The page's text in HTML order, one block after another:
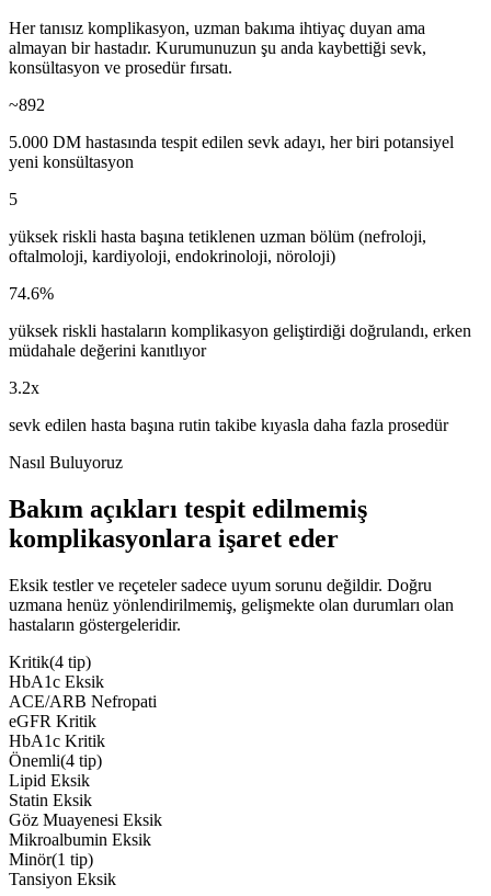
Her tanısız komplikasyon, uzman bakıma ihtiyaç duyan ama
almayan bir hastadır. Kurumunuzun şu anda kaybettiği sevk,
konsültasyon ve prosedür fırsatı.
~892
5.000 DM hastasında tespit edilen sevk adayı, her biri potansiyel
yeni konsültasyon
5
yüksek riskli hasta başına tetiklenen uzman bölüm (nefroloji,
oftalmoloji, kardiyoloji, endokrinoloji, nöroloji)
74.6%
yüksek riskli hastaların komplikasyon geliştirdiği doğrulandı, erken
müdahale değerini kanıtlıyor
3.2x
sevk edilen hasta başına rutin takibe kıyasla daha fazla prosedür
Nasıl Buluyoruz
Bakım açıkları tespit edilmemiş
komplikasyonlara işaret eder
Eksik testler ve reçeteler sadece uyum sorunu değildir. Doğru
uzmana henüz yönlendirilmemiş, gelişmekte olan durumları olan
hastaların göstergeleridir.
Kritik(4 tip)
HbA1c Eksik
ACE/ARB Nefropati
eGFR Kritik
HbA1c Kritik
Önemli(4 tip)
Lipid Eksik
Statin Eksik
Göz Muayenesi Eksik
Mikroalbumin Eksik
Minör(1 tip)
Tansiyon Eksik